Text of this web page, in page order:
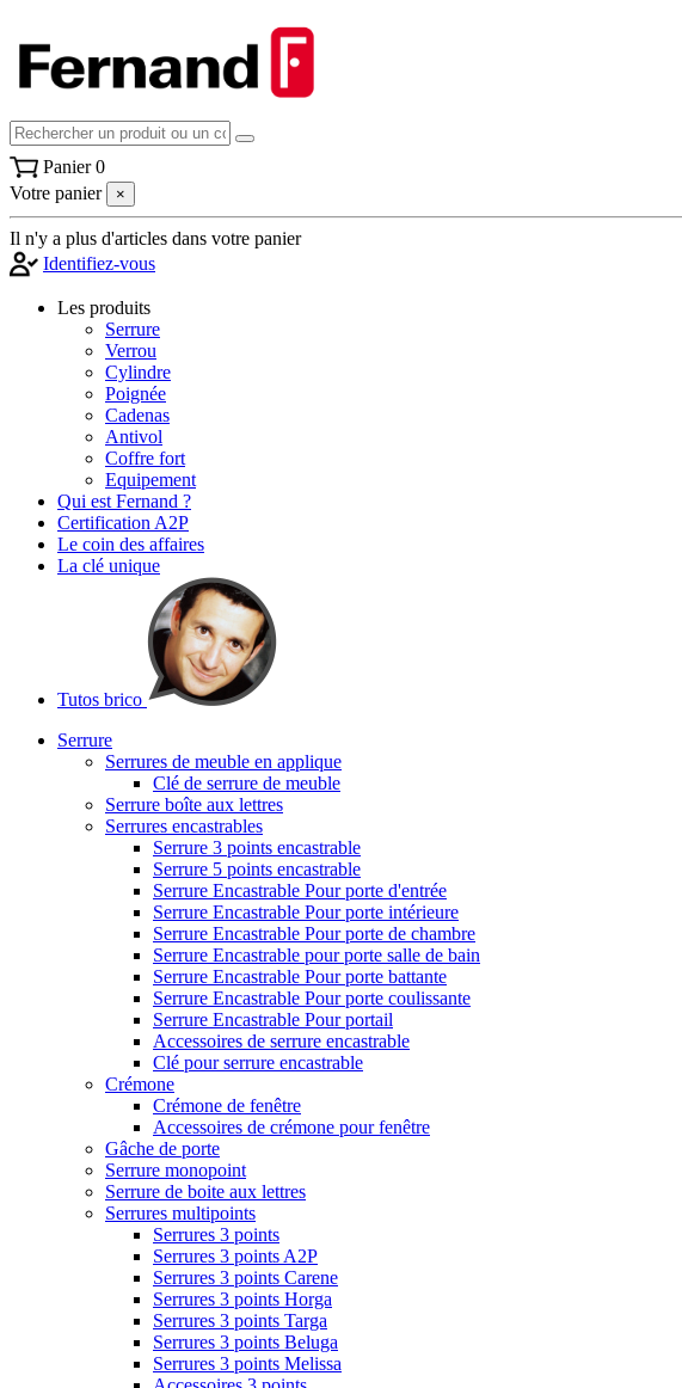
Panier 0
Votre panier
×
Il n'y a plus d'articles dans votre panier
Identifiez-vous
Les produits
Serrure
Verrou
Cylindre
Poignée
Cadenas
Antivol
Coffre fort
Equipement
Qui est Fernand ?
Certification A2P
Le coin des affaires
La clé unique
Tutos brico
Serrure
Serrures de meuble en applique
Clé de serrure de meuble
Serrure boîte aux lettres
Serrures encastrables
Serrure 3 points encastrable
Serrure 5 points encastrable
Serrure Encastrable Pour porte d'entrée
Serrure Encastrable Pour porte intérieure
Serrure Encastrable Pour porte de chambre
Serrure Encastrable pour porte salle de bain
Serrure Encastrable Pour porte battante
Serrure Encastrable Pour porte coulissante
Serrure Encastrable Pour portail
Accessoires de serrure encastrable
Clé pour serrure encastrable
Crémone
Crémone de fenêtre
Accessoires de crémone pour fenêtre
Gâche de porte
Serrure monopoint
Serrure de boite aux lettres
Serrures multipoints
Serrures 3 points
Serrures 3 points A2P
Serrures 3 points Carene
Serrures 3 points Horga
Serrures 3 points Targa
Serrures 3 points Beluga
Serrures 3 points Melissa